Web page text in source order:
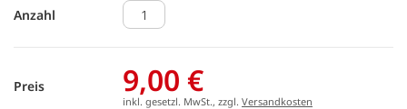
Anzahl
Preis 9,00 €
inkl. gesetzl. MwSt., zzgl. Versandkosten